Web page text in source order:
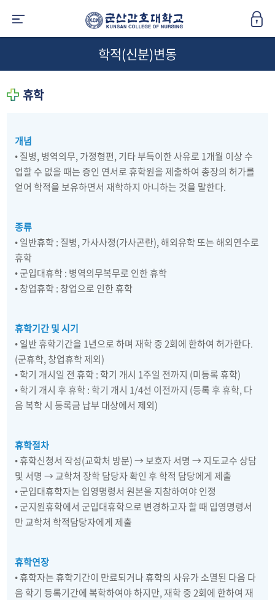
학적(신분)변동
휴학
개념
• 질병, 병역의무, 가정형편, 기타 부득이한 사유로 1개월 이상 수
업할 수 없을 때는 증인 연서로 휴학원을 제출하여 총장의 허가를
얻어 학적을 보유하면서 재학하지 아니하는 것을 말한다.
종류
• 일반휴학 : 질병, 가사사정(가사곤란), 해외유학 또는 해외연수로
휴학
• 군입대휴학 : 병역의무복무로 인한 휴학
• 창업휴학 : 창업으로 인한 휴학
휴학기간 및 시기
• 일반 휴학기간을 1년으로 하며 재학 중 2회에 한하여 허가한다.
(군휴학, 창업휴학 제외)
• 학기 개시일 전 휴학 : 학기 개시 1주일 전까지 (미등록 휴학)
• 학기 개시 후 휴학 : 학기 개시 1/4선 이전까지 (등록 후 휴학, 다
음 복학 시 등록금 납부 대상에서 제외)
휴학절차
• 휴학신청서 작성(교학처 방문) → 보호자 서명 → 지도교수 상담
및 서명 → 교학처 장학 담당자 확인 후 학적 담당에게 제출
• 군입대휴학자는 입영명령서 원본을 지참하여야 인정
• 군지원휴학에서 군입대휴학으로 변경하고자 할 때 입영명령서
만 교학처 학적담당자에게 제출
휴학연장
• 휴학자는 휴학기간이 만료되거나 휴학의 사유가 소멸된 다음 다
음 학기 등록기간에 복학하여야 하지만, 재학 중 2회에 한하여 재